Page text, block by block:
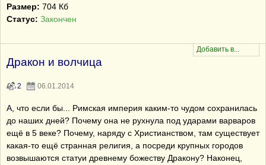
Размер: 704 Кб
Статус: Закончен
Дракон и волчица
2 06.01.2014
А, что если бы... Римская империя каким-то чудом сохранилась
до наших дней? Почему она не рухнула под ударами варваров
ещё в 5 веке? Почему, наряду с Христианством, там существует
какая-то ещё странная религия, а посреди крупных городов
возвышаются статуи древнему божеству Дракону? Наконец,